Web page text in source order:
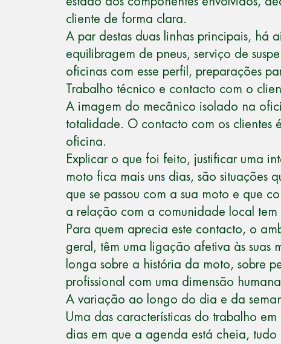
cliente de forma clara.
A par destas duas linhas principais, há
equilibragem de pneus, serviço de
oficinas com esse perfil, preparações
Trabalho técnico e contacto com o
A imagem do mecânico isolado na
totalidade. O contacto com os clientes
oficina.
Explicar o que foi feito, justificar uma
moto fica mais uns dias, são situações
que se passou com a sua moto e que
a relação com a comunidade local tem
Para quem aprecia este contacto, o
geral, têm uma ligação afetiva às suas
longa sobre a história da moto, sobre
profissional com uma dimensão
A variação ao longo do dia e da
Uma das características do trabalho
dias em que a agenda está cheia,